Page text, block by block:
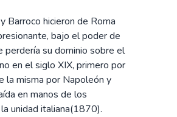
Barroco hicieron de Roma
bajo el poder de
perdería su dominio sobre el
en el siglo XIX, primero por
la misma por Napoleón y
en manos de los
unidad italiana(1870).